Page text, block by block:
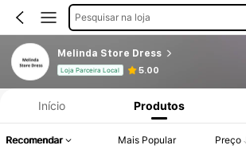
Pesquisar na loja
Melinda Store Dress
Loja Parceira Local 5.00
Início Produtos
Recomendar Mais Popular Preço